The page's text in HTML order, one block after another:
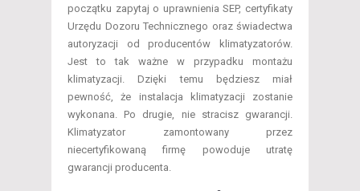
początku zapytaj o uprawnienia SEP, certyfikaty
Urzędu Dozoru Technicznego oraz świadectwa
autoryzacji od producentów klimatyzatorów.
Jest to tak ważne w przypadku montażu
klimatyzacji. Dzięki temu będziesz miał
pewność, że instalacja klimatyzacji zostanie
wykonana. Po drugie, nie stracisz gwarancji.
Klimatyzator zamontowany przez
niecertyfikowaną firmę powoduje utratę
gwarancji producenta.